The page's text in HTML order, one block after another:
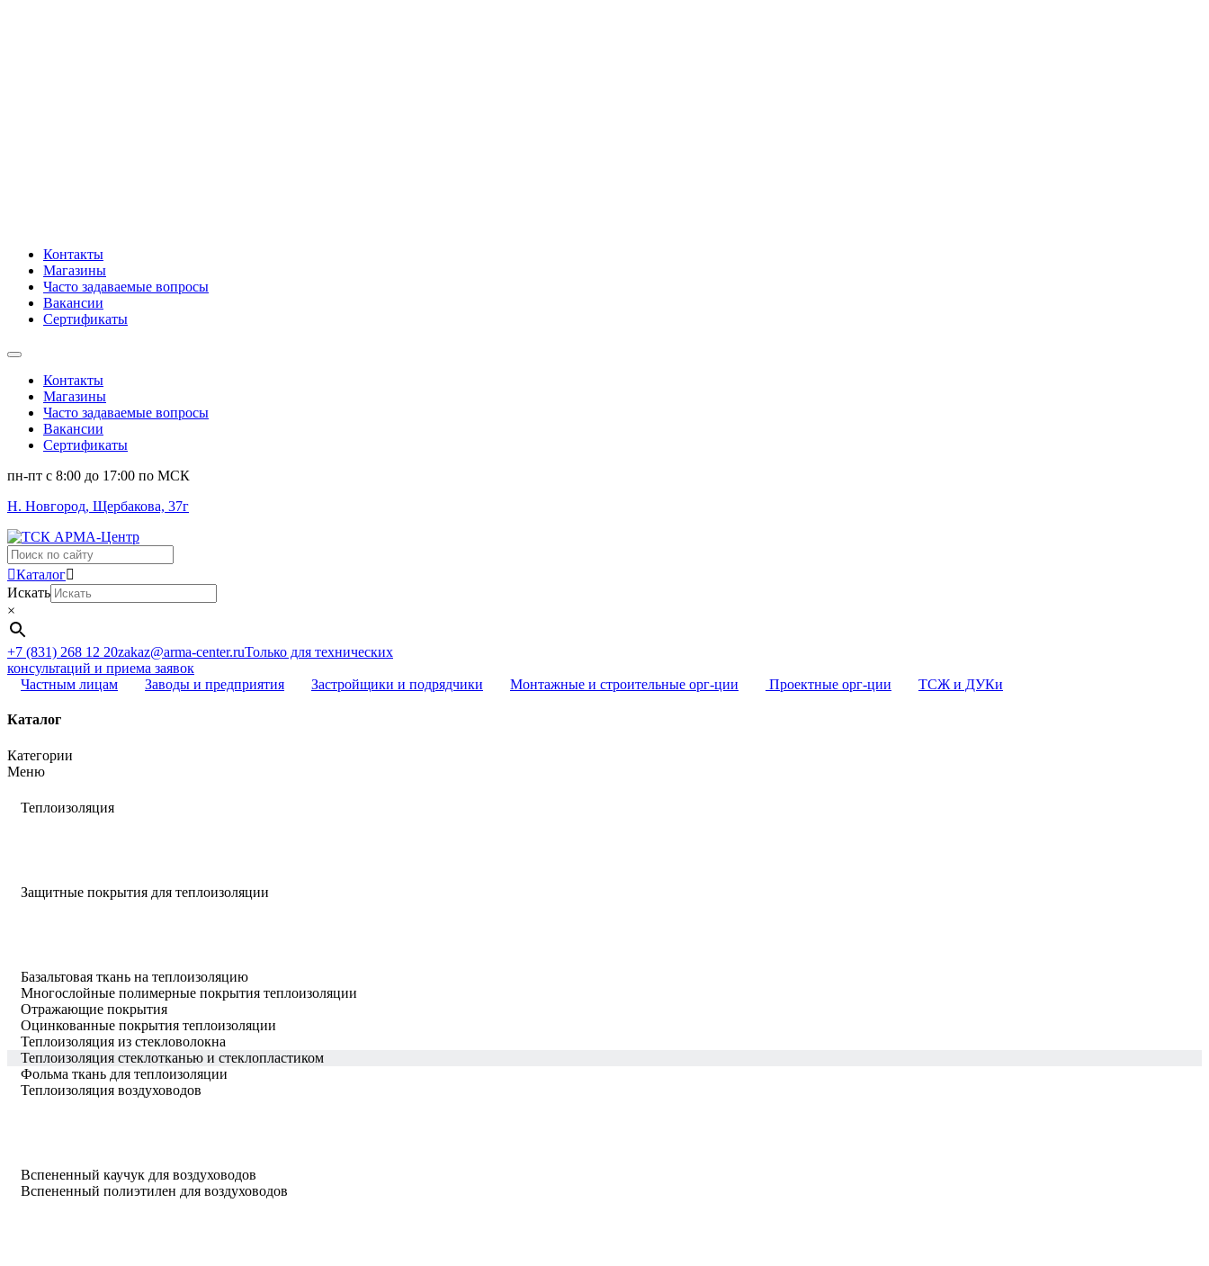
Контакты
Магазины
Часто задаваемые вопросы
Вакансии
Сертификаты
Контакты
Магазины
Часто задаваемые вопросы
Вакансии
Сертификаты
пн-пт c 8:00 до 17:00 по МСК
Н. Новгород, Щербакова, 37г
Поиск
...Каталог
Искать
×
+7 (831) 268 12 20zakaz@arma-center.ruТолько для технических
консультаций и приема заявок
Частным лицам
Заводы и предприятия Застройщики и подрядчики Монтажные и строительные орг-ции Проектные орг-ции ТСЖ и ДУКи
Каталог
Категории
Меню
Теплоизоляция
Защитные покрытия для теплоизоляции
Базальтовая ткань на теплоизоляцию
Многослойные полимерные покрытия теплоизоляции
Отражающие покрытия
Оцинкованные покрытия теплоизоляции
Теплоизоляция из стекловолокна
Теплоизоляция стеклотканью и стеклопластиком
Фольма ткань для теплоизоляции
Теплоизоляция воздуховодов
Вспененный каучук для воздуховодов
Вспененный полиэтилен для воздуховодов